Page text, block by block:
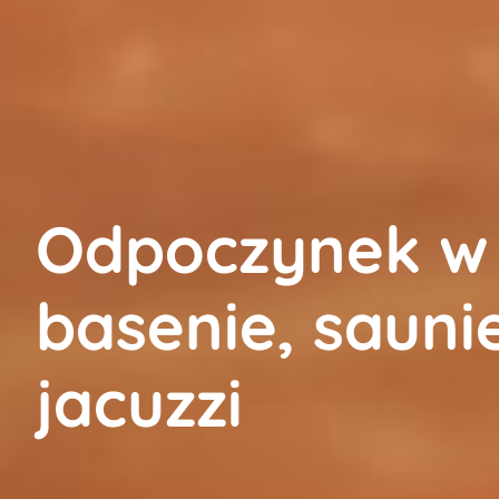
Odpoczynek w
basenie,
jacuzzi